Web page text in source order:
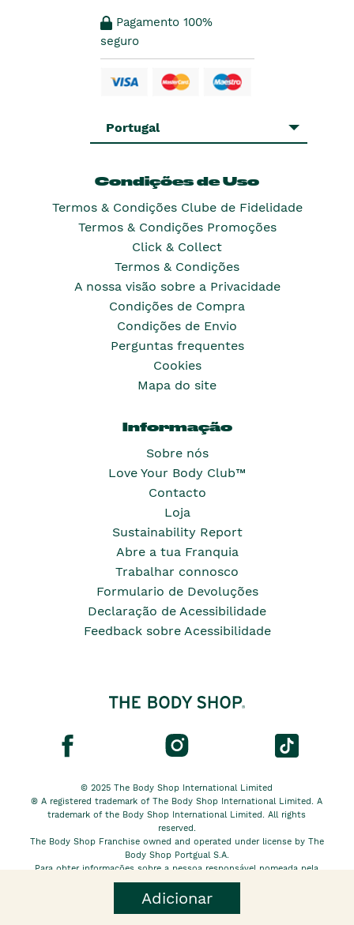
Adicionar
Pagamento 100%
seguro
Portugal
Condições de Uso
Termos & Condições Clube de Fidelidade
Termos & Condições Promoções
Click & Collect
Termos & Condições
A nossa visão sobre a Privacidade
Condições de Compra
Condições de Envio
Perguntas frequentes
Cookies
Mapa do site
Informação
Sobre nós
Love Your Body Club™
Contacto
Loja
Sustainability Report
Abre a tua Franquia
Trabalhar connosco
Formulario de Devoluções
Declaração de Acessibilidade
Feedback sobre Acessibilidade
© 2025 The Body Shop International Limited
® A registered trademark of The Body Shop International Limited. A
trademark of the Body Shop International Limited. All rights
reserved.
The Body Shop Franchise owned and operated under license by The
Body Shop Portgual S.A.
Para obter informações sobre a pessoa responsável nomeada pela
The Body Shop International Limited EU, clique